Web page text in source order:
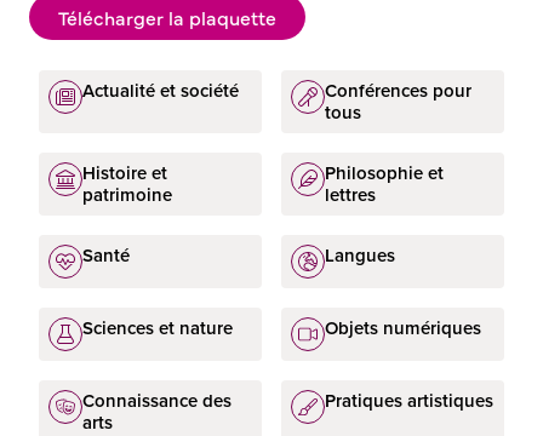
Télécharger la plaquette
Actualité et société
Conférences pour
tous
Histoire et
patrimoine
Philosophie et
lettres
Santé Langues
Sciences et nature Objets numériques
Connaissance des
arts
Pratiques artistiques